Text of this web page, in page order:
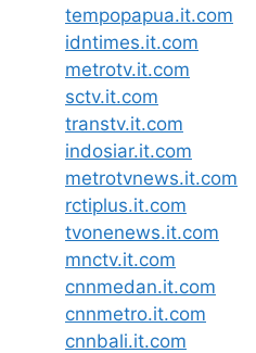
tempopapua.it.com
idntimes.it.com
metrotv.it.com
sctv.it.com
transtv.it.com
indosiar.it.com
metrotvnews.it.com
rctiplus.it.com
tvonenews.it.com
mnctv.it.com
cnnmedan.it.com
cnnmetro.it.com
cnnbali.it.com